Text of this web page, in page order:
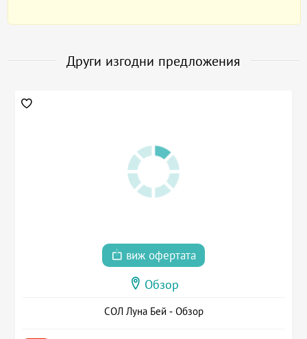
Други изгодни предложения
виж офертата
Обзор
СОЛ Луна Бей - Обзор